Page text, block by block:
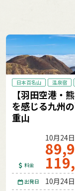
日本百名山 温泉宿
【羽田空港・
を感じる九州
重山
料金
10月24
出発日 10月24